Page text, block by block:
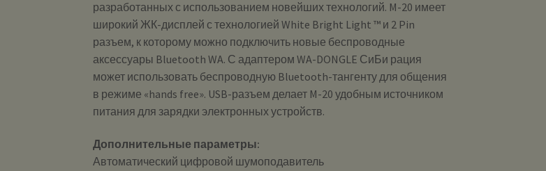
разработанных с использованием новейших технологий. M-20 имеет
широкий ЖК-дисплей с технологией White Bright Light ™ и 2 Pin
разъем, к которому можно подключить новые беспроводные
аксессуары Bluetooth WA. С адаптером WA-DONGLE СиБи рация
может использовать беспроводную Bluetooth-тангенту для общения
в режиме «hands free». USB-разъем делает M-20 удобным источником
питания для зарядки электронных устройств.
Дополнительные параметры:
Автоматический цифровой шумоподавитель